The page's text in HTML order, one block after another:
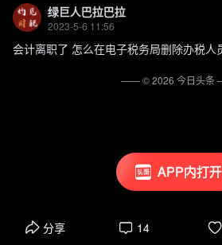
APP内打开
绿巨人巴拉巴拉
2023-5-6 11:56
会计离职了 怎么在电子税务局删除办税人
分享 14
—— ©2026 今日头条